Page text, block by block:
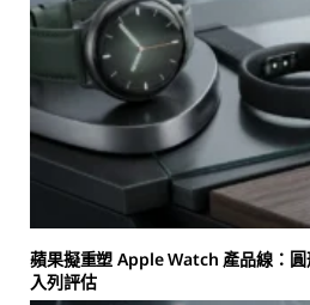
蘋果擬重塑 Apple Watch 產品線：
入列評估